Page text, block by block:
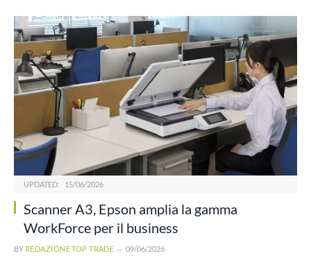
UPDATED: 15/06/2026
Scanner A3, Epson amplia la gamma
WorkForce per il business
BY REDAZIONE TOP TRADE 09/06/2026